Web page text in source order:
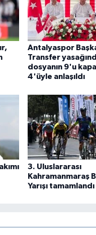
Antalyaspor
Transfer
dosyanın 9'u
4'üyle anlaşıldı
3. Uluslararası
Kahramanmaraş
Yarışı tamamlandı